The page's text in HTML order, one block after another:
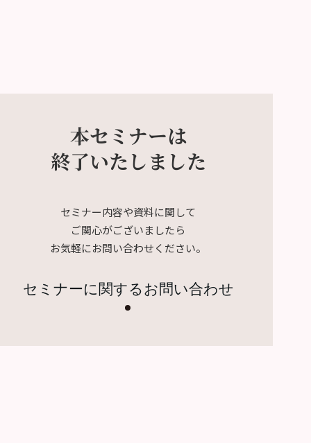
本セミナーは
終了いたしました
セミナー内容や資料に関して
ご関心がございましたら
お気軽にお問い合わせください。
セミナーに関するお問い合わせ